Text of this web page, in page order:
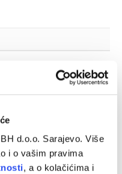
d.o.o. Sarajevo. Više
i o vašim pravima
, a o kolačićima i